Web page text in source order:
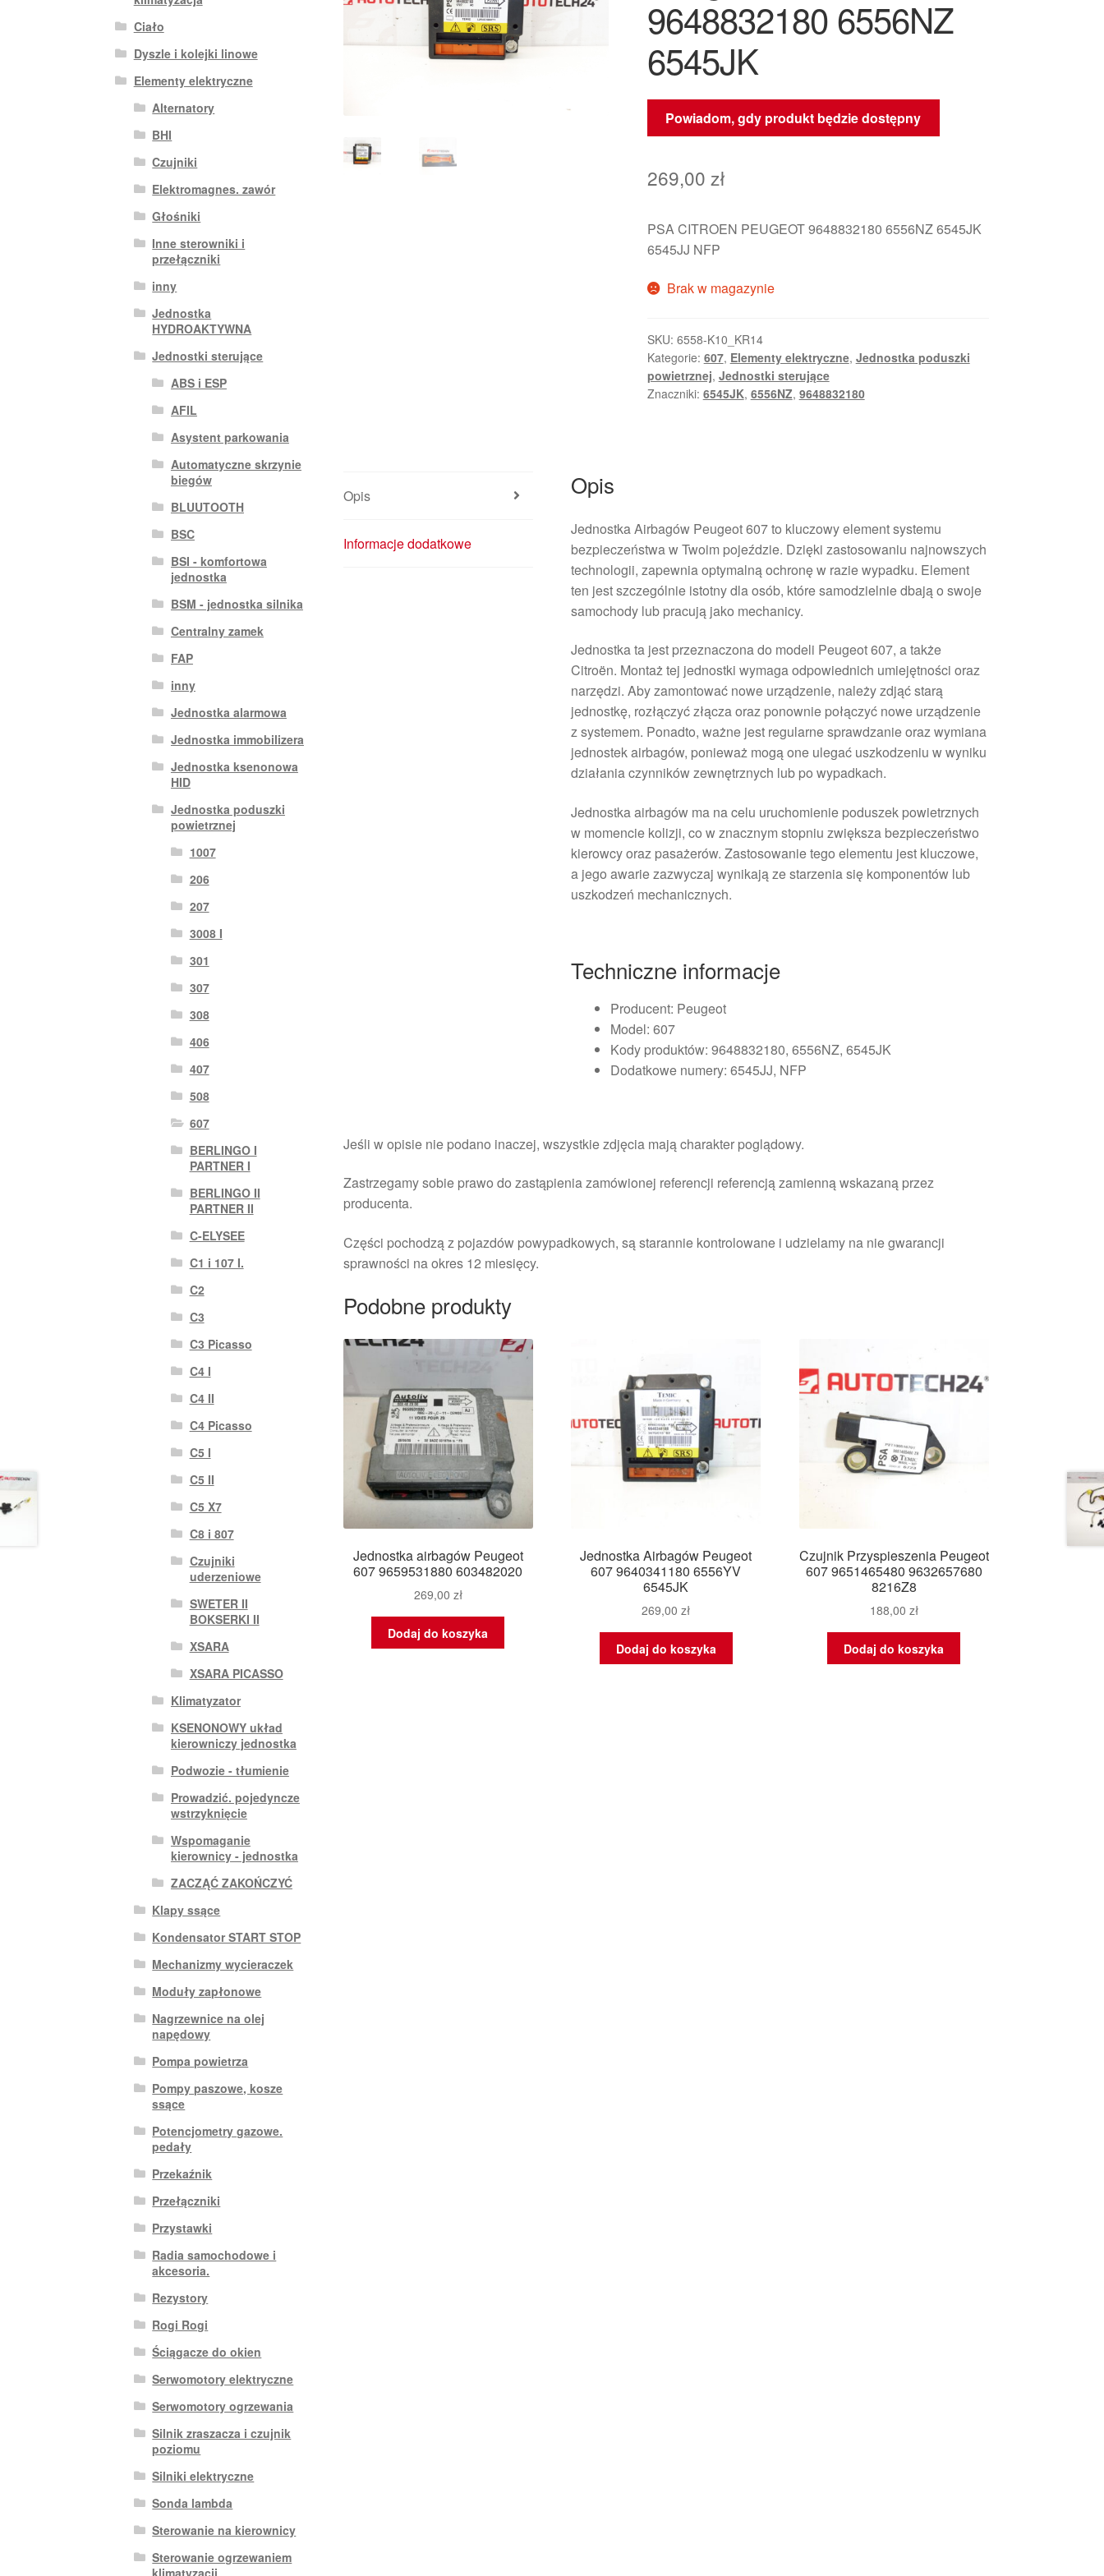
9648832180 6556NZ
6545JK
Powiadom, gdy produkt będzie dostępny
269,00 zł
PSA CITROEN PEUGEOT 9648832180 6556NZ 6545JK
6545JJ NFP
Brak w magazynie
SKU: 6558-K10_KR14
Kategorie: 607, Elementy elektryczne, Jednostka poduszki
powietrznej, Jednostki sterujące
Znaczniki: 6545JK, 6556NZ, 9648832180
Opis
Informacje dodatkowe
Opis
Jednostka Airbagów Peugeot 607 to kluczowy element systemu
bezpieczeństwa w Twoim pojeździe. Dzięki zastosowaniu najnowszych
technologii, zapewnia optymalną ochronę w razie wypadku. Element
ten jest szczególnie istotny dla osób, które samodzielnie dbają o swoje
samochody lub pracują jako mechanicy.
Jednostka ta jest przeznaczona do modeli Peugeot 607, a także
Citroën. Montaż tej jednostki wymaga odpowiednich umiejętności oraz
narzędzi. Aby zamontować nowe urządzenie, należy zdjąć starą
jednostkę, rozłączyć złącza oraz ponownie połączyć nowe urządzenie
z systemem. Ponadto, ważne jest regularne sprawdzanie oraz wymiana
jednostek airbagów, ponieważ mogą one ulegać uszkodzeniu w wyniku
działania czynników zewnętrznych lub po wypadkach.
Jednostka airbagów ma na celu uruchomienie poduszek powietrznych
w momencie kolizji, co w znacznym stopniu zwiększa bezpieczeństwo
kierowcy oraz pasażerów. Zastosowanie tego elementu jest kluczowe,
a jego awarie zazwyczaj wynikają ze starzenia się komponentów lub
uszkodzeń mechanicznych.
Techniczne informacje
Producent: Peugeot
Model: 607
Kody produktów: 9648832180, 6556NZ, 6545JK
Dodatkowe numery: 6545JJ, NFP
Jeśli w opisie nie podano inaczej, wszystkie zdjęcia mają charakter poglądowy.
Zastrzegamy sobie prawo do zastąpienia zamówionej referencji referencją zamienną wskazaną przez
producenta.
Części pochodzą z pojazdów powypadkowych, są starannie kontrolowane i udzielamy na nie gwarancji
sprawności na okres 12 miesięcy.
Podobne produkty
Jednostka airbagów Peugeot
607 9659531880 603482020
269,00 zł
Dodaj do koszyka
Jednostka Airbagów Peugeot
607 9640341180 6556YV
6545JK
269,00zł
Dodaj do koszyka
Czujnik Przyspieszenia Peugeot
607 9651465480 9632657680
8216Z8
188,00 zł
Dodaj do koszyka
Ciało
Dyszle i kolejki linowe
Elementy elektryczne
Alternatory
BHI
Czujniki
Elektromagnes. zawór
Głośniki
Inne sterowniki i
przełączniki
inny
Jednostka
HYDROAKTYWNA
Jednostki sterujące
ABS i ESP
AFIL
Asystent parkowania
Automatyczne skrzynie
biegów
BLUUTOOTH
BSC
BSI - komfortowa
jednostka
BSM - jednostka silnika
Centralny zamek
FAP
inny
Jednostka alarmowa
Jednostka immobilizera
Jednostka ksenonowa
HID
Jednostka poduszki
powietrznej
1007
206
207
3008 I
301
307
308
406
407
508
607
BERLINGO I
PARTNER I
BERLINGO II
PARTNER II
C-ELYSEE
C1 i 107 I.
C2
C3
C3 Picasso
C4 I
C4 II
C4 Picasso
C5 I
C5 II
C5 X7
C8 i 807
Czujniki
uderzeniowe
SWETER II
BOKSERKI II
XSARA
XSARA PICASSO
Klimatyzator
KSENONOWY układ
kierowniczy jednostka
Podwozie - tłumienie
Prowadzić. pojedyncze
wstrzyknięcie
Wspomaganie
kierownicy - jednostka
ZACZĄĆ ZAKOŃCZYĆ
Klapy ssące
Kondensator START STOP
Mechanizmy wycieraczek
Moduły zapłonowe
Nagrzewnice na olej
napędowy
Pompa powietrza
Pompy paszowe, kosze
ssące
Potencjometry gazowe.
pedały
Przekaźnik
Przełączniki
Przystawki
Radia samochodowe i
akcesoria.
Rezystory
Rogi Rogi
Ściągacze do okien
Serwomotory elektryczne
Serwomotory ogrzewania
Silnik zraszacza i czujnik
poziomu
Silniki elektryczne
Sonda lambda
Sterowanie na kierownicy
Sterowanie ogrzewaniem
klimatyzacji